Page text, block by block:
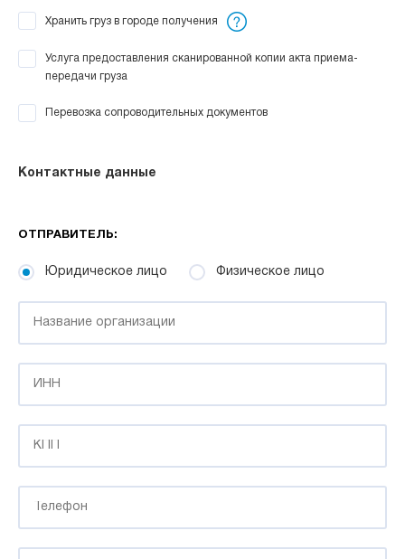
Хранить груз в городе получения
Услуга предоставления сканированной копии акта приема-
передачи груза
Перевозка сопроводительных документов
Контактные данные
ОТПРАВИТЕЛЬ:
Юридическое лицо Физическое лицо